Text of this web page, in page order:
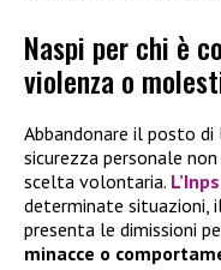
Naspi per chi è
violenza o
Abbandonare il posto
sicurezza personale
scelta volontaria. L’Inps
determinate situazioni,
presenta le dimissioni
minacce o